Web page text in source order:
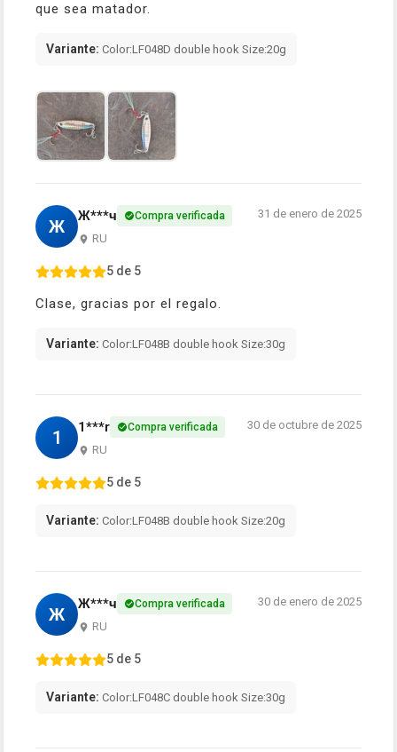
que sea matador.
Variante: Color:LF048D double hook Size:20g
Ж Ж***ч Compra verificada
RU
31 de enero de 2025
5 de 5
Clase, gracias por el regalo.
Variante: Color:LF048B double hook Size:30g
1 1***r Compra verificada
RU
30 de octubre de 2025
5 de 5
Variante: Color:LF048B double hook Size:20g
Ж Ж***ч Compra verificada
RU
30 de enero de 2025
5 de 5
Variante: Color:LF048C double hook Size:30g